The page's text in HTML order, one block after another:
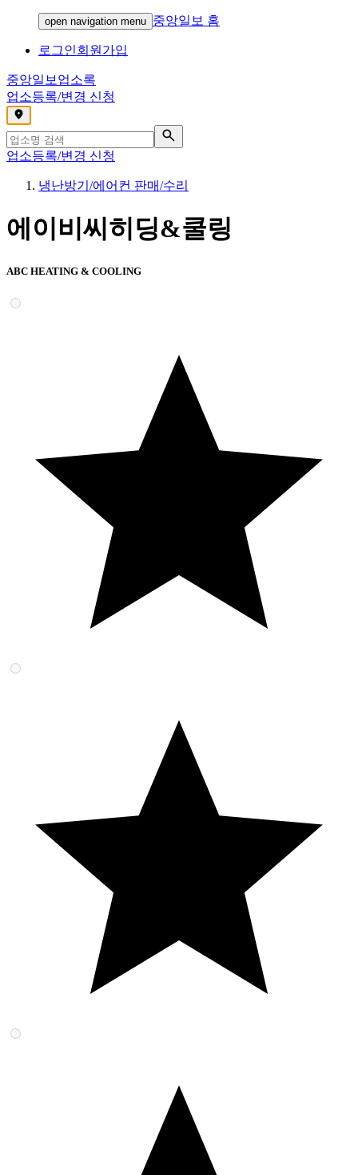
open navigation menu 중앙일보 홈
로그인회원가입
중앙일보 업소록
업소등록/변경 신청
,
업소등록/변경 신청
냉난방기/에어컨 판매/수리
에이비씨히딩&쿨링
ABC HEATING & COOLING